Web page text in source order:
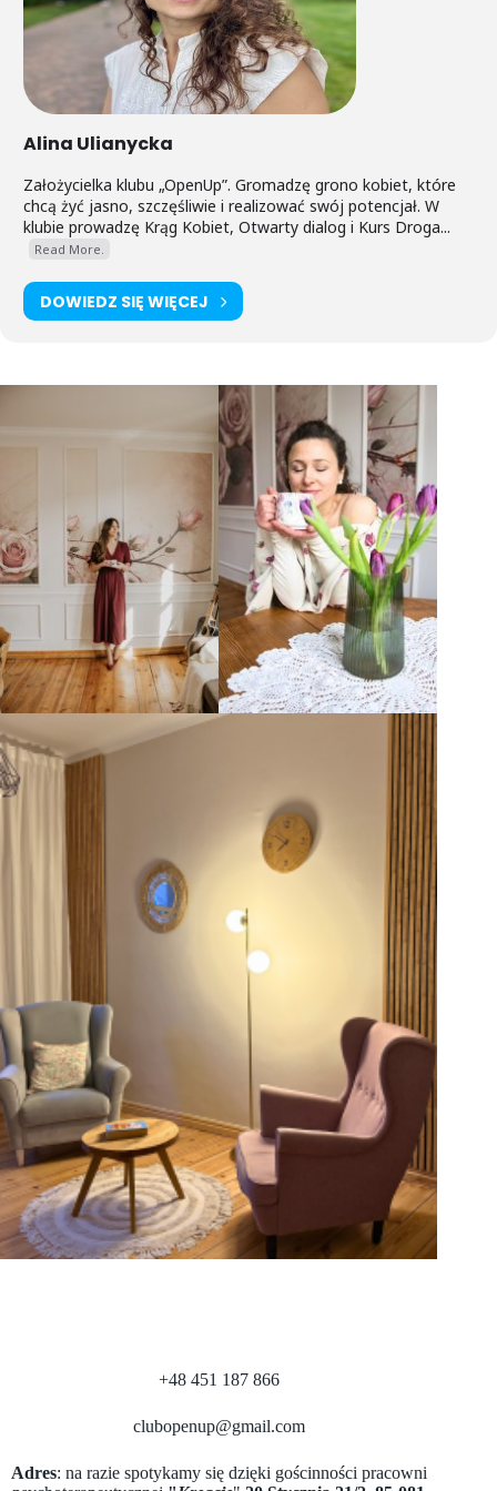
ul. 20 Stycznia 21/2, Bydgoszcz
Inwestycja:60 PLN
Zapisy są obowiązkowe. Liczba miejsc w kręgu jest ograniczona
– 8 , aby zachować kameralną i intymną atmosferę.
Zapisz się przez formularz lub 451 187 866
Alina Ulianycka
Założycielka klubu „OpenUp”. Gromadzę grono kobiet, które
chcą żyć jasno, szczęśliwie i realizować swój potencjał. W
klubie prowadzę Krąg Kobiet, Otwarty dialog i Kurs Droga...
Read More.
DOWIEDZ SIĘ WIĘCEJ
+48 451 187 866
clubopenup@gmail.com
Adres: na razie spotykamy się dzięki gościnności pracowni